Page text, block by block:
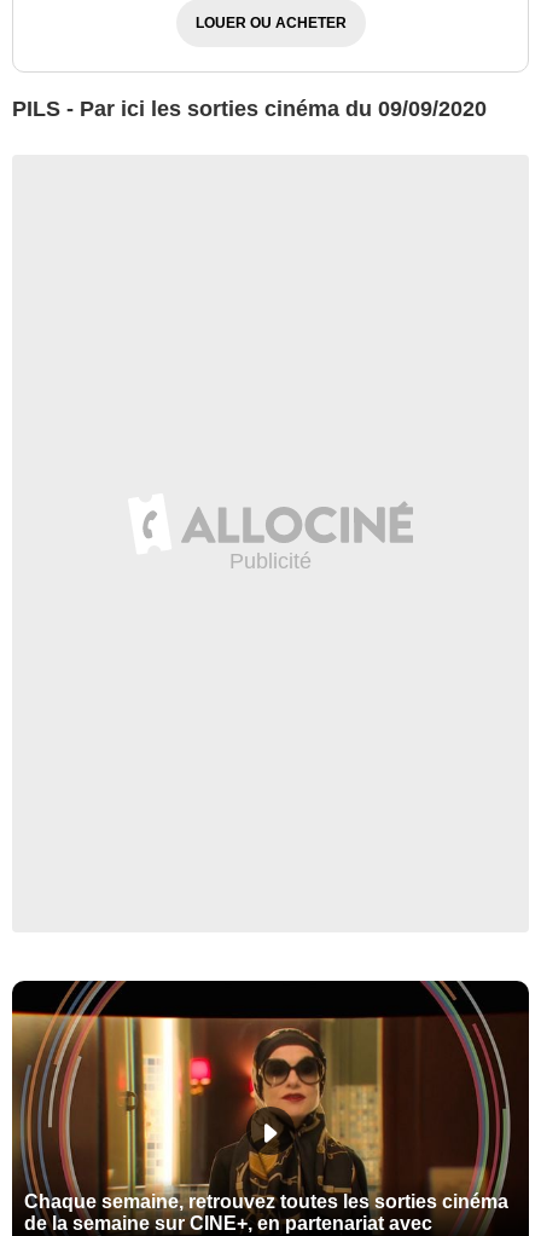
LOUER OU ACHETER
PILS - Par ici les sorties cinéma du 09/09/2020
Chaque semaine, retrouvez toutes les sorties cinéma
de la semaine sur CINE+, en partenariat avec